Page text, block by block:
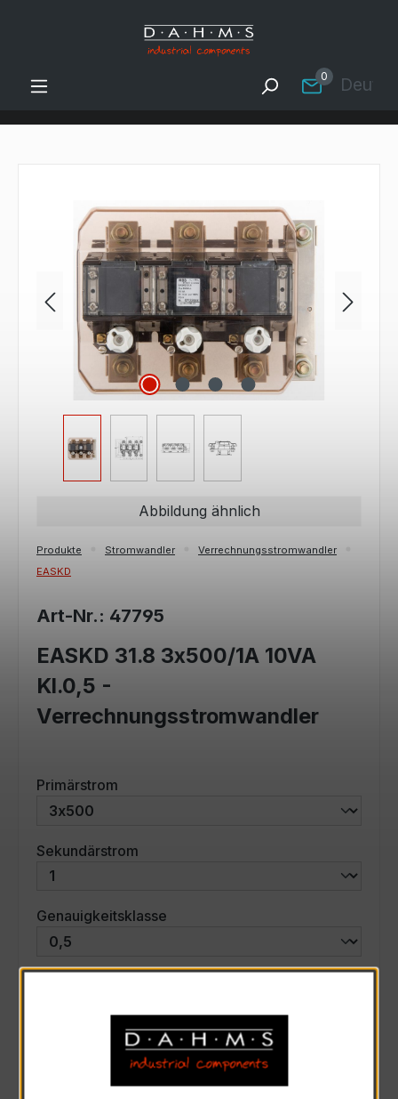
Zum Hauptinhalt springen
0
Bildergalerie überspringen
Abbildung ähnlich
Produkte Stromwandler
Verrechnungsstromwandler
EASKD
Art-Nr.: 47795
EASKD 31.8 3x500/1A 10VA
Kl.0,5 -
Verrechnungsstromwandler
Primärstrom
Sekundärstrom
Genauigkeitsklasse
Auswahl zurücksetzen